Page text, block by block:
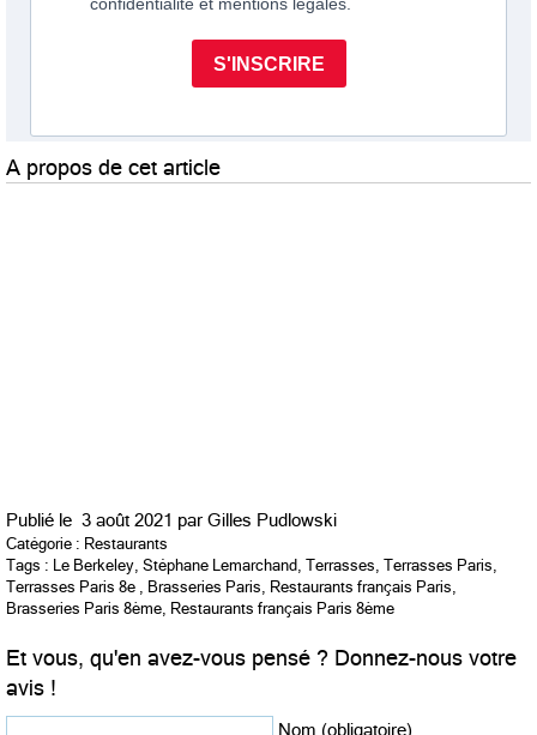
A propos de cet article
Publié le 3 août 2021 par Gilles Pudlowski
Catégorie : Restaurants
Tags : Le Berkeley Stéphane Lemarchand Terrasses Terrasses Paris
Terrasses Paris 8e
Brasseries Paris Restaurants français Paris
Brasseries Paris 8ème Restaurants français Paris 8ème
Et vous, qu'en avez-vous pensé ? Donnez-nous votre
avis !
Nom (obligatoire)